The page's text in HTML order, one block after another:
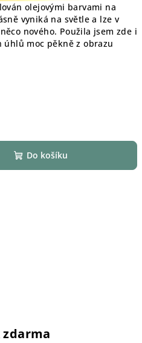
olejovými barvami na
vyniká na světle a lze v
nového. Použila jsem zde i
moc pěkně z obrazu
Do košíku